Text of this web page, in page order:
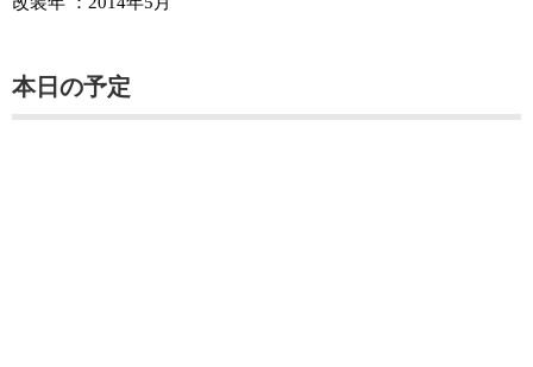
本日の予定